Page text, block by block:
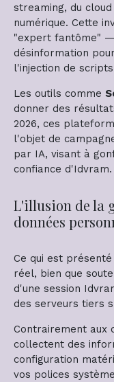
streaming, du
numérique. Cette
"expert fantôme" —
désinformation
l'injection de
Les outils comme
donner des
2026, ces
l'objet de
par IA, visant à
confiance d'Idvram.
L'illusion de la
données
Ce qui est
réel, bien que
d'une session
des serveurs tiers
Contrairement aux
collectent des
configuration
vos polices